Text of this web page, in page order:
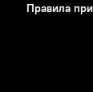
Правила